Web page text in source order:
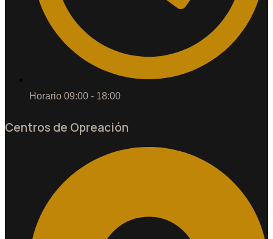
Horario 09:00 - 18:00
Centros de Opreación